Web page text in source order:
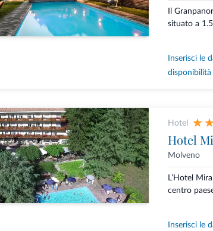
Il
situato a
Inserisci le
disponibilità
Hotel
Hotel
Molveno
L’Hotel
centro
Inserisci le